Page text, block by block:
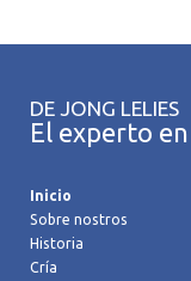
DE JONG LELIES
El experto
Inicio
Sobre nostros
Historia
Cría